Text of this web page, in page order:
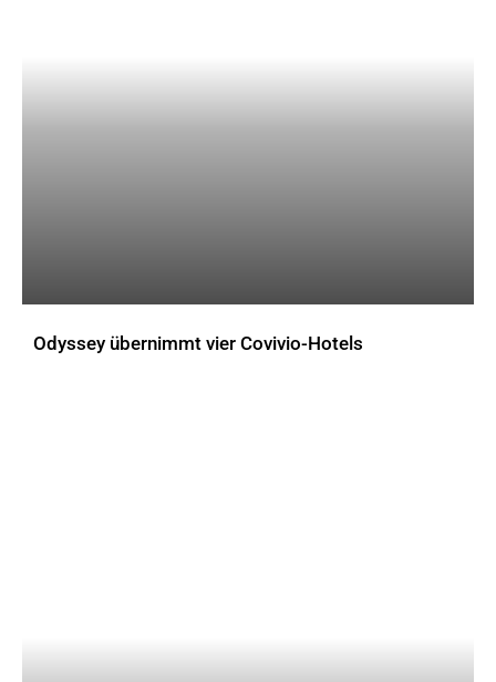
Odyssey übernimmt vier Covivio-Hotels